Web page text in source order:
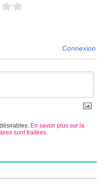
Connexion
En savoir plus sur la
sont traitées.